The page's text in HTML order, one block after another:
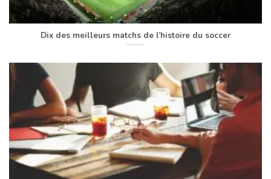
Dix des meilleurs matchs de l’histoire du soccer